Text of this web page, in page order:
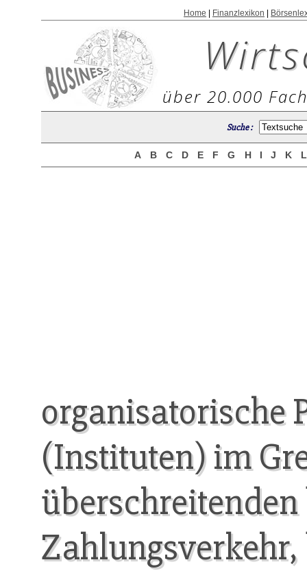
Home Finanzlexikon
über 20.000
Suche :
A B C D E F G H I J K
organisatorische
(Instituten) im
Zahlungsverkehr,